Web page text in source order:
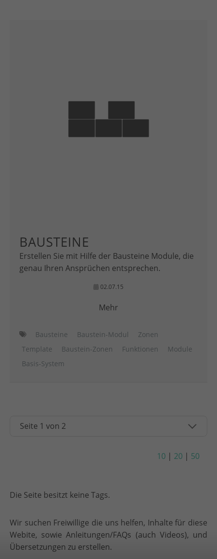
BAUSTEINE
Erstellen Sie mit Hilfe der Bausteine Module, die
genau Ihren Ansprüchen entsprechen.
02.07.15
Mehr
Bausteine Baustein-Modul
Zonen
Template
Baustein-Zonen Funktionen
Module
Basis-System
10 | 20 | 50
Die Seite besitzt keine Tags.
Wir suchen Freiwillige die uns helfen, Inhalte für diese
Webite, sowie Anleitungen/FAQs (auch Videos), und
Übersetzungen zu erstellen.